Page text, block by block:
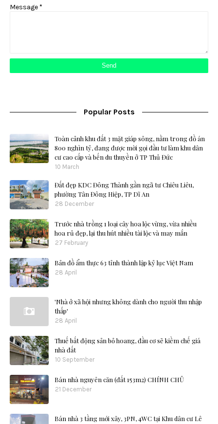
Message*
Popular Posts
Toàn cảnh khu đất 3 mặt giáp sông, nằm trong đồ án
800 nghìn tỷ, đang được mời gọi đầu tư làm khu dân
cư cao cấp và bến du thuyền ở TP Thủ Đức
10 March
Đất đẹp KDC Đông Thành gần ngã tư Chiêu Liêu,
phường Tân Đông Hiệp, TP Dĩ An
28 December
Trước nhà trồng 1 loại cây hoa lộc vừng, vừa nhiều
hoa rủ đẹp, lại thu hút nhiều tài lộc và may mắn
27 February
Bản đồ ẩm thực 63 tỉnh thành lập kỷ lục Việt Nam
28 April
'Nhà ở xã hội nhưng không dành cho người thu nhập
thấp'
28 April
Thuế bất động sản bỏ hoang, đầu cơ sẽ kiềm chế giá
nhà đất
10 September
Bán nhà nguyên căn (đất 153m2) CHÍNH CHỦ
21 December
Bán nhà 3 tầng mới xây, 3PN, 4WC tại Khu dân cư Lê